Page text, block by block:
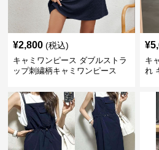
¥2,800 (税込)
キャミワンピース ダブルストラ
ップ刺繍柄キャミワンピース
¥
キ
れ